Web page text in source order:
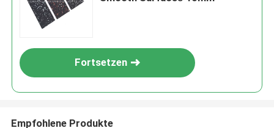
Fortsetzen
Empfohlene Produkte